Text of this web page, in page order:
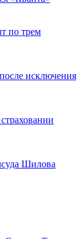
по трем
исключения
Шилова